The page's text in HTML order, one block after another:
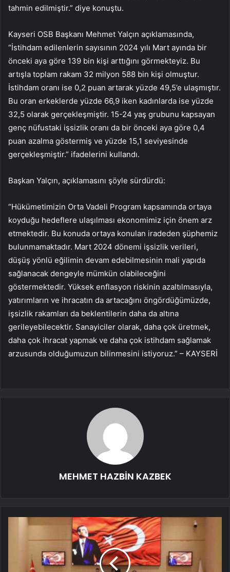
tahmin edilmiştir.” diye konuştu.
Kayseri OSB Başkanı Mehmet Yalçın açıklamasında,
“İstihdam edilenlerin sayısının 2024 yılı Mart ayında bir
önceki aya göre 139 bin kişi arttığını görmekteyiz. Bu
artışla toplam rakam 32 milyon 588 bin kişi olmuştur.
İstihdam oranı ise 0,2 puan artarak yüzde 49,5’e ulaşmıştır.
Bu oran erkeklerde yüzde 66,9 iken kadınlarda ise yüzde
32,5 olarak gerçekleşmiştir. 15-24 yaş grubunu kapsayan
genç nüfustaki işsizlik oranı da bir önceki aya göre 0,4
puan azalma göstermiş ve yüzde 15,1 seviyesinde
gerçekleşmiştir.” ifadelerini kullandı.
Başkan Yalçın, açıklamasını şöyle sürdürdü:
“Hükümetimizin Orta Vadeli Program kapsamında ortaya
koyduğu hedeflere ulaşılması ekonomimiz için önem arz
etmektedir. Bu konuda ortaya konulan iradeden şüphemiz
bulunmamaktadır. Mart 2024 dönemi işsizlik verileri,
düşüş yönlü eğilimin devam edebilmesinin mali yapıda
sağlanacak dengeyle mümkün olabileceğini
göstermektedir. Yüksek enflasyon riskinin azaltılmasıyla,
yatırımların ve ihracatın da artacağını öngördüğümüzde,
işsizlik rakamları da beklentilerin daha da altına
gerileyebilecektir. Sanayiciler olarak, daha çok üretmek,
daha çok ihracat yapmak ve daha çok istihdam sağlamak
arzusunda olduğumuzun bilinmesini istiyoruz.” – KAYSERİ
MEHMET HAZBİN KAZBEK